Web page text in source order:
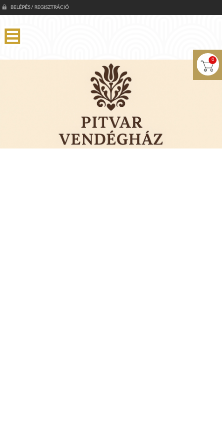
BELÉPÉS / REGISZTRÁCIÓ
0